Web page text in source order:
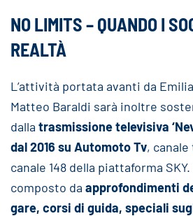
NO LIMITS – QUANDO I
REALTÀ
L’attività portata avanti da
Matteo Baraldi sarà inoltre
dalla trasmissione televisiva
dal 2016 su Automoto Tv,
canale 148 della piattaforma
composto da approfondimenti
gare, corsi di guida, speciali